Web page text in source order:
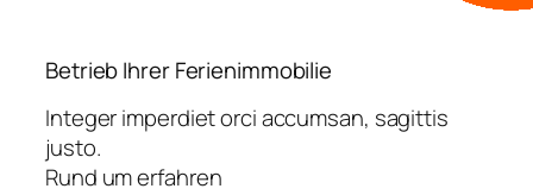
Betrieb Ihrer Ferienimmobilie
Integer imperdiet orci accumsan, sagittis
justo.
Rund um erfahren